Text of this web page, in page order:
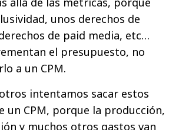
unos derechos de
de paid media, etc…
el presupuesto, no
a un CPM.
intentamos sacar estos
un CPM, porque la producción,
y muchos otros gastos van